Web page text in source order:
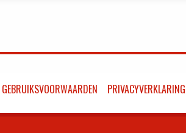
GEBRUIKSVOORWAARDEN PRIVACYVERKLARING